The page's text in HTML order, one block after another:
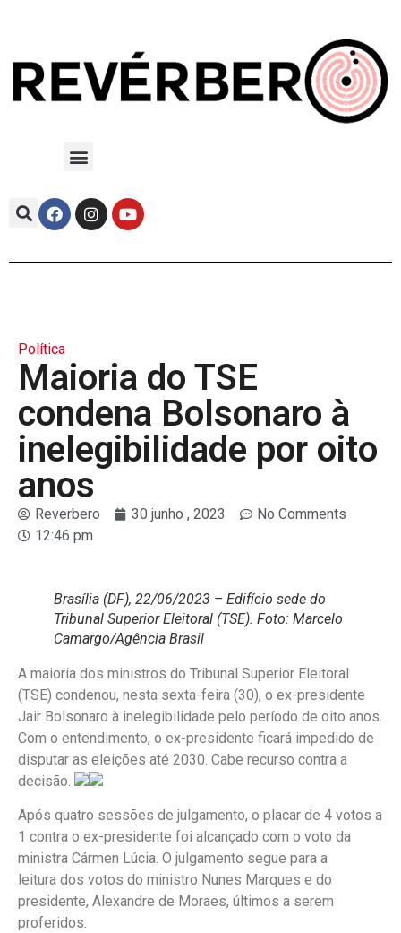
Política
Maioria do TSE
condena Bolsonaro à
inelegibilidade por oito
anos
Reverbero 30 junho , 2023
No Comments
12:46 pm
Brasília (DF), 22/06/2023 – Edifício sede do
Tribunal Superior Eleitoral (TSE). Foto: Marcelo
Camargo/Agência Brasil
A maioria dos ministros do Tribunal Superior Eleitoral
(TSE) condenou, nesta sexta-feira (30), o ex-presidente
Jair Bolsonaro à inelegibilidade pelo período de oito anos.
Com o entendimento, o ex-presidente ficará impedido de
disputar as eleições até 2030. Cabe recurso contra a
decisão.
Após quatro sessões de julgamento, o placar de 4 votos a
1 contra o ex-presidente foi alcançado com o voto da
ministra Cármen Lúcia. O julgamento segue para a
leitura dos votos do ministro Nunes Marques e do
presidente, Alexandre de Moraes, últimos a serem
proferidos.